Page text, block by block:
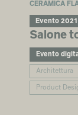
CERAMICA
Evento 2021
Salone
Evento
Architettura
Product